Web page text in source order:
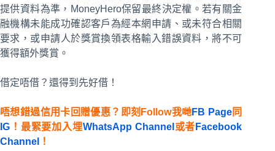
提供資料為準，MoneyHero保留最終決定權。若有關金
融機構未能成功確認客戶為經本網申請、或未符合相關
要求，或申請人於獎賞換領表格輸入錯誤資料，將不可
獲得額外獎賞。
借定唔借？還得到先好借！
唔想錯過信用卡回贈優惠？即刻Follow我哋FB Page同
IG ！最緊要加入埋WhatsApp Channel 或者 Facebook
Channel
！